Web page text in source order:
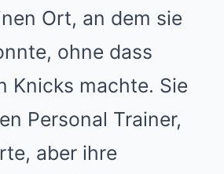
Ort, an dem sie
ohne dass
Knicks machte. Sie
Personal Trainer,
aber ihre